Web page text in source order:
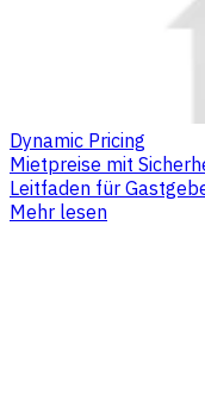
Dynamic Pricing
Mietpreise mit
Leitfaden für
Mehr lesen